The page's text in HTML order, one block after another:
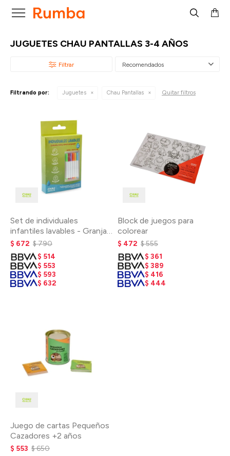

JUGUETES CHAU PANTALLAS 3-4 AÑOS
Recomendados
Filtrando por: Juguetes Chau Pantallas Quitar filtros
Set de individuales
infantiles lavables - Granja
y bajo del mar
$ 672 $790
$ 514
$ 553
$ 593
$ 632
Block de juegos para
colorear
$ 472 $555
$ 361
$ 389
$ 416
$ 444
Juego de cartas Pequeños
Cazadores +2 años
$ 553 $650